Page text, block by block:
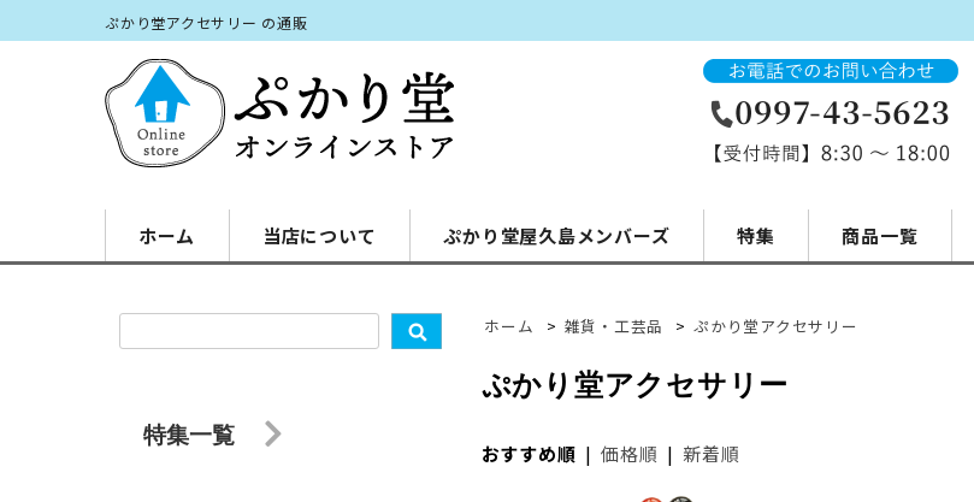
ぷかり堂アクセサリー の通販
ホーム 当店について ぷかり堂屋久島メンバーズ 特集 商品一覧
ホーム > 雑貨・工芸品 > ぷかり堂アクセサリー
ぷかり堂アクセサリー
おすすめ順 |価格順 | 新着順
特集一覧